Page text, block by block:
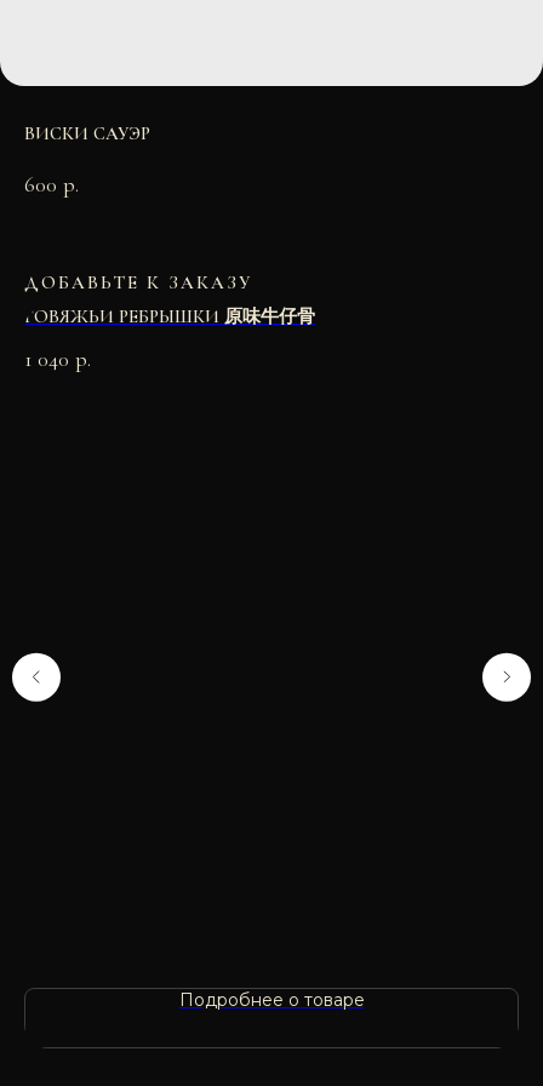
ВИСКИ САУЭР
600 р.
ДОБАВЬТЕ К ЗАКАЗУ
ГОВЯЖЬИ РЕБРЫШКИ 原味牛仔骨
1 040 р.
Подробнее о товаре